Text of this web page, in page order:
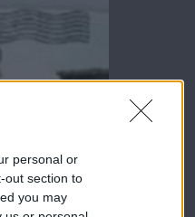
personal or
out section to
you may